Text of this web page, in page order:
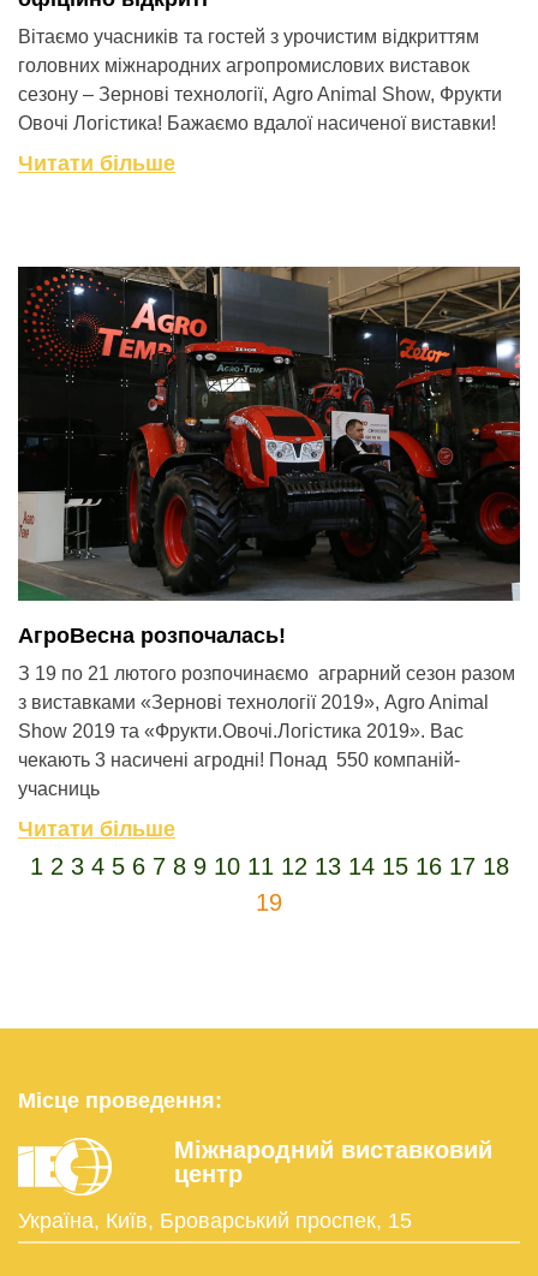
Вітаємо учасників та гостей з урочистим відкриттям
головних міжнародних агропромислових виставок
сезону – Зернові технології, Agro Animal Show, Фрукти
Овочі Логістика! Бажаємо вдалої насиченої виставки!
Читати більше
АгроВесна розпочалась!
З 19 по 21 лютого розпочинаємо аграрний сезон разом
з виставками «Зернові технології 2019», Agro Animal
Show 2019 та «Фрукти.Овочі.Логістика 2019». Вас
чекають 3 насичені агродні! Понад 550 компаній-
учасниць
Читати більше
1 2 3 4 5 6 7 8 9 10 11 12 13 14 15 16 17 18
19
Місце проведення:
Міжнародний виставковий
центр
Україна, Київ, Броварський проспек, 15